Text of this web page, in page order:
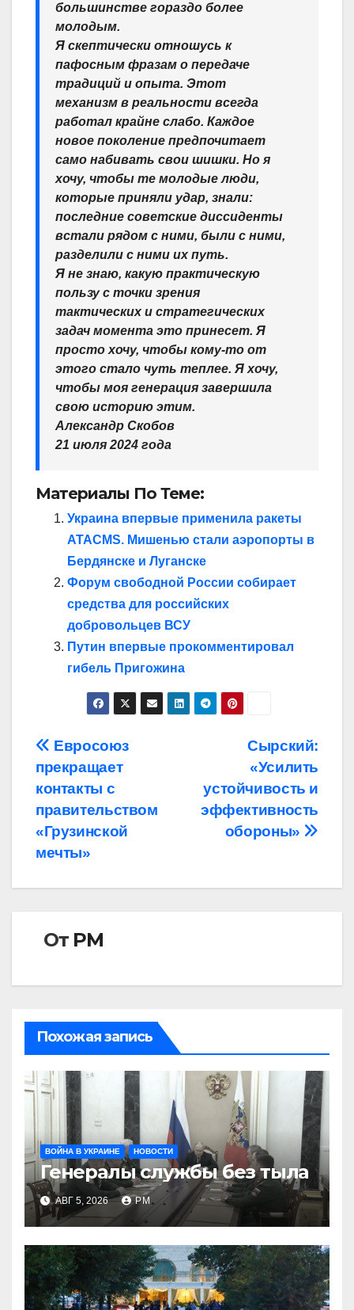
большинстве гораздо более
молодым.
Я скептически отношусь к
пафосным фразам о передаче
традиций и опыта. Этот
механизм в реальности всегда
работал крайне слабо. Каждое
новое поколение предпочитает
само набивать свои шишки. Но я
хочу, чтобы те молодые люди,
которые приняли удар, знали:
последние советские диссиденты
встали рядом с ними, были с ними,
разделили с ними их путь.
Я не знаю, какую практическую
пользу с точки зрения
тактических и стратегических
задач момента это принесет. Я
просто хочу, чтобы кому-то от
этого стало чуть теплее. Я хочу,
чтобы моя генерация завершила
свою историю этим.
Александр Скобов
21 июля 2024 года
Материалы По Теме:
Украина впервые применила ракеты
ATACMS. Мишенью стали аэропорты в
Бердянске и Луганске
Форум свободной России собирает
средства для российских
добровольцев ВСУ
Путин впервые прокомментировал
гибель Пригожина
Навигация
по
записям
Сырский:
«Усилить
устойчивость и
эффективность
обороны»
Евросоюз
прекращает
контакты с
правительством
«Грузинской
мечты»
От РМ
Похожая запись
ВОЙНА В УКРАИНЕ НОВОСТИ
Генералы службы без тыла
АВГ 5, 2026 РМ